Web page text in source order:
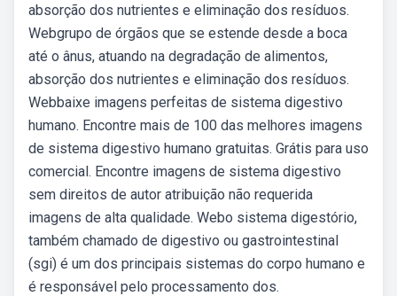
absorção dos nutrientes e eliminação dos resíduos.
Webgrupo de órgãos que se estende desde a boca
até o ânus, atuando na degradação de alimentos,
absorção dos nutrientes e eliminação dos resíduos.
Webbaixe imagens perfeitas de sistema digestivo
humano. Encontre mais de 100 das melhores imagens
de sistema digestivo humano gratuitas. Grátis para uso
comercial. Encontre imagens de sistema digestivo
sem direitos de autor atribuição não requerida
imagens de alta qualidade. Webo sistema digestório,
também chamado de digestivo ou gastrointestinal
(sgi) é um dos principais sistemas do corpo humano e
é responsável pelo processamento dos.